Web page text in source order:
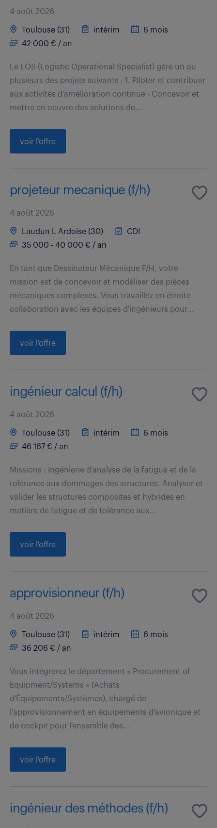
4 août 2026
Toulouse (31) intérim
6 mois
42 000 € / an
Le LOS (Logistic Operational Specialist) gère un ou
plusieurs des projets suivants : 1. Piloter et contribuer
aux activités d'amélioration continue - Concevoir et
mettre en oeuvre des solutions de...
voir l'offre
projeteur mecanique (f/h)
4 août 2026
Laudun L Ardoise (30)
CDI
35 000 - 40 000 € / an
En tant que Dessinateur Mécanique F/H, votre
mission est de concevoir et modéliser des pièces
mécaniques complexes. Vous travaillez en étroite
collaboration avec les équipes d'ingénieurs pour...
voir l'offre
ingénieur calcul (f/h)
4 août 2026
Toulouse (31) intérim
6 mois
46 167 € / an
Missions : Ingénierie d'analyse de la fatigue et de la
tolérance aux dommages des structures. Analyser et
valider les structures composites et hybrides en
matière de fatigue et de tolérance aux...
voir l'offre
approvisionneur (f/h)
4 août 2026
Toulouse (31) intérim
6 mois
36 206 € / an
Vous intégrerez le département « Procurement of
Equipment/Systems » (Achats
d'Équipements/Systèmes), chargé de
l'approvisionnement en équipements d'avionique et
de cockpit pour l'ensemble des...
voir l'offre
ingénieur des méthodes (f/h)